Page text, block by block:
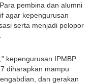
pembina dan alumni
agar kepengurusan
serta menjadi pelopor
kepengurusan IPMBP
diharapkan mampu
dan gerakan